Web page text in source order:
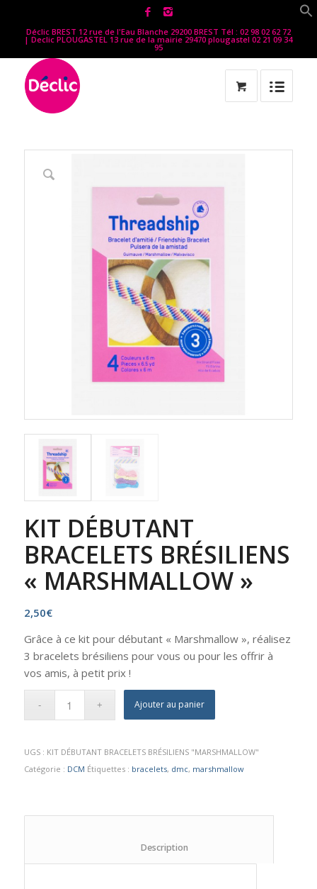
Déclic BREST 12 rue de l'Eau Blanche 29200 BREST Tél : 02 98 02 62 72
| Declic PLOUGASTEL 13 rue de la mairie 29470 plougastel 02 21 09 34
95
KIT DÉBUTANT
BRACELETS BRÉSILIENS
« MARSHMALLOW »
2,50€
Grâce à ce kit pour débutant « Marshmallow », réalisez
3 bracelets brésiliens pour vous ou pour les offrir à
vos amis, à petit prix !
Ajouter au panier
UGS : KIT DÉBUTANT BRACELETS BRÉSILIENS "MARSHMALLOW"
Catégorie : DCM Étiquettes : bracelets, dmc, marshmallow